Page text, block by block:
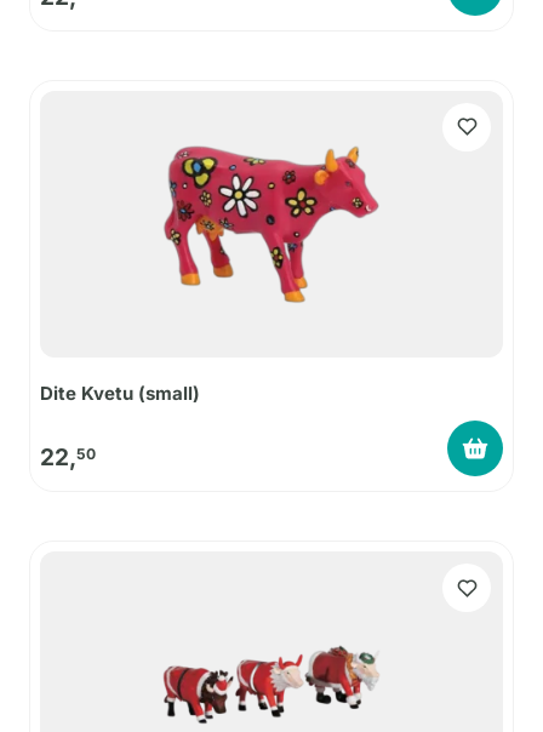
Dite Kvetu (small)
22,50